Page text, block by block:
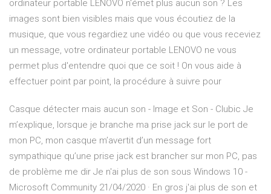
ordinateur portable LENOVO n'émet plus aucun son ? Les
images sont bien visibles mais que vous écoutiez de la
musique, que vous regardiez une vidéo ou que vous receviez
un message, votre ordinateur portable LENOVO ne vous
permet plus d'entendre quoi que ce soit ! On vous aide à
effectuer point par point, la procédure à suivre pour
Casque détecter mais aucun son - Image et Son - Clubic Je
m’explique, lorsque je branche ma prise jack sur le port de
mon PC, mon casque m’avertit d’un message fort
sympathique qu’une prise jack est brancher sur mon PC, pas
de problème me dir Je n'ai plus de son sous Windows 10 -
Microsoft Community 21/04/2020 · En gros j'ai plus de son et